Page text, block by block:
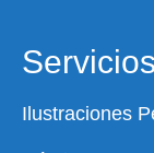
Servicios
Ilustraciones